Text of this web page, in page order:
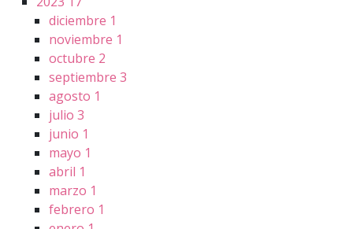
diciembre 1
noviembre 1
octubre 2
septiembre 3
agosto 1
julio 3
junio 1
mayo 1
abril 1
marzo 1
febrero 1